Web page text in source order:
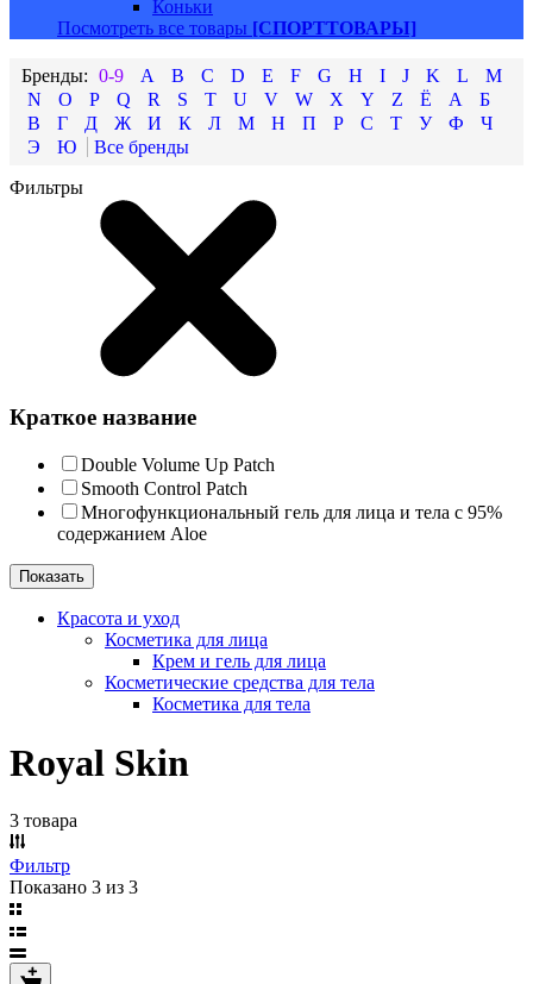
Коньки
Посмотреть все товары [СПОРТТОВАРЫ]
0-9 A B C D E F G H I J K L
M
N
O P Q R S T U V W X Y Z Ё А
Б
В
Г Д Ж И К Л М Н П Р С Т У Ф
Ч
Э
Ю
Фильтры
Краткое название
Double Volume Up Patch
Smooth Control Patch
Многофункциональный гель для лица и тела с 95%
содержанием Aloe
Показать
Красота и уход
Косметика для лица
Крем и гель для лица
Косметические средства для тела
Косметика для тела
Royal Skin
3 товара
Фильтр
Показано 3 из 3